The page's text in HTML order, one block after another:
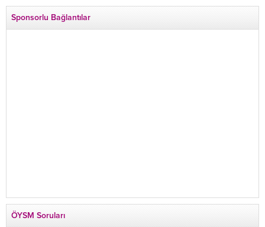
İlçe Başkan Yardımcısı Özgür Avcı “Evime
Sponsorlu Bağlantılar
ÖYSM Soruları